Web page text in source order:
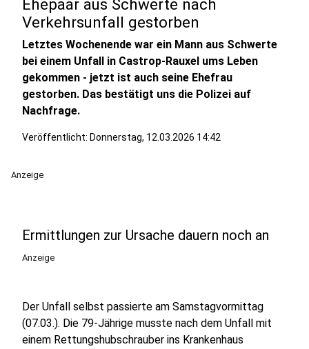
Ehepaar aus Schwerte nach
Verkehrsunfall gestorben
Letztes Wochenende war ein Mann aus Schwerte
bei einem Unfall in Castrop-Rauxel ums Leben
gekommen - jetzt ist auch seine Ehefrau
gestorben. Das bestätigt uns die Polizei auf
Nachfrage.
Veröffentlicht: Donnerstag, 12.03.2026 14:42
Anzeige
Ermittlungen zur Ursache dauern noch an
Anzeige
Der Unfall selbst passierte am Samstagvormittag
(07.03.). Die 79-Jährige musste nach dem Unfall mit
einem Rettungshubschrauber ins Krankenhaus